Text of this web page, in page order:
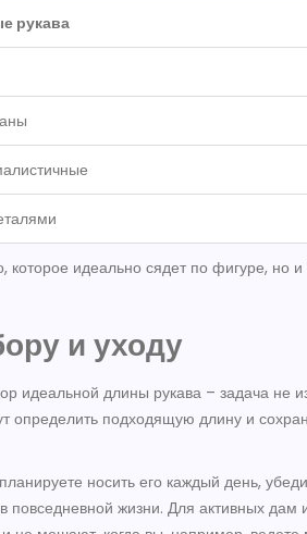
рукава
идеально сядет по фигуре, но и
и уходу
идеальной длины рукава – задача не
определить подходящую длину и
носить его каждый день,
повседневной жизни. Для активных дам